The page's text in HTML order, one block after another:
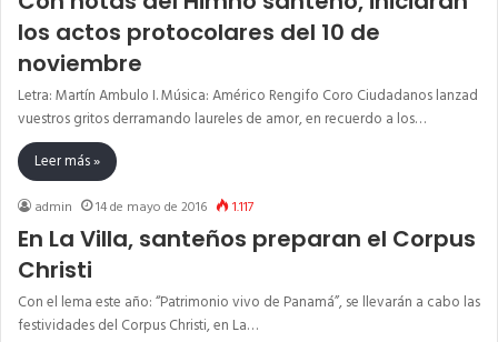
los actos protocolares del 10 de
noviembre
Letra: Martín Ambulo I. Música: Américo Rengifo Coro Ciudadanos lanzad
vuestros gritos derramando laureles de amor, en recuerdo a los…
Leer más »
admin 14 de mayo de 2016 1.117
En La Villa, santeños preparan el Corpus
Christi
Con el lema este año: “Patrimonio vivo de Panamá”, se llevarán a cabo las
festividades del Corpus Christi, en La…